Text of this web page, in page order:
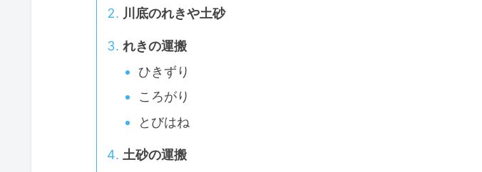
川底のれきや土砂
れきの運搬
ひきずり
ころがり
とびはね
土砂の運搬